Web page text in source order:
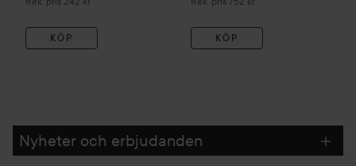
KÖP KÖP
Nyheter och erbjudanden